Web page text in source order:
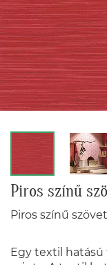
Piros színű
Piros színű
Egy textil